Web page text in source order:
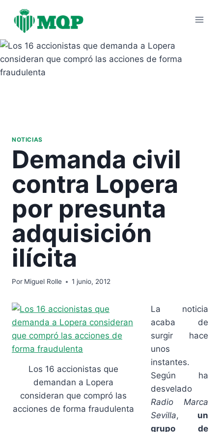
contenido
NOTICIAS
Demanda civil
contra Lopera
por presunta
adquisición
ilícita
Por Miguel Rolle 1 junio, 2012
Los 16 accionistas que
demandan a Lopera
consideran que compró las
acciones de forma fraudulenta
La noticia
acaba de
surgir hace
unos
instantes.
Según ha
desvelado
Radio Marca
Sevilla, un
grupo de